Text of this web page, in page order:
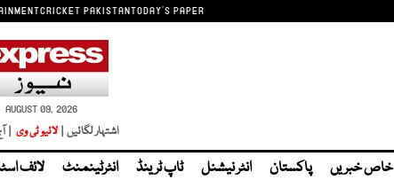
CRICKET PAKISTANTODAY'S PAPER
AUGUST 09, 2026
اشتہار لگائیں | لائیو ٹی وی |
خاص خبریں پاکستان انٹر نیشنل ٹاپ ٹرینڈ انٹرٹینمنٹ لائف